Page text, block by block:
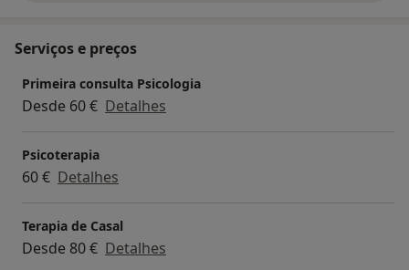
Serviços e preços
Primeira consulta Psicologia
Desde 60 € Detalhes
Psicoterapia
60 € Detalhes
Terapia de Casal
Desde 80 € Detalhes